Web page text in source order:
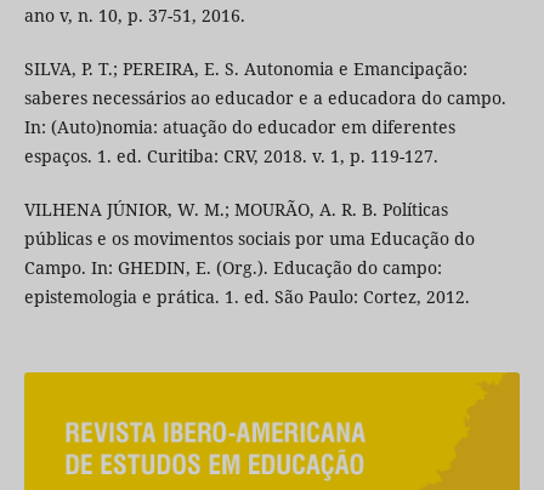
ano v, n. 10, p. 37-51, 2016.
SILVA, P. T.; PEREIRA, E. S. Autonomia e Emancipação:
saberes necessários ao educador e a educadora do campo.
In: (Auto)nomia: atuação do educador em diferentes
espaços. 1. ed. Curitiba: CRV, 2018. v. 1, p. 119-127.
VILHENA JÚNIOR, W. M.; MOURÃO, A. R. B. Políticas
públicas e os movimentos sociais por uma Educação do
Campo. In: GHEDIN, E. (Org.). Educação do campo:
epistemologia e prática. 1. ed. São Paulo: Cortez, 2012.